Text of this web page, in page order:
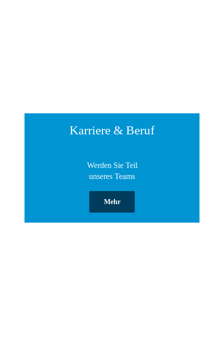
Karriere & Beruf
Werden Sie Teil
unseres Teams
Mehr